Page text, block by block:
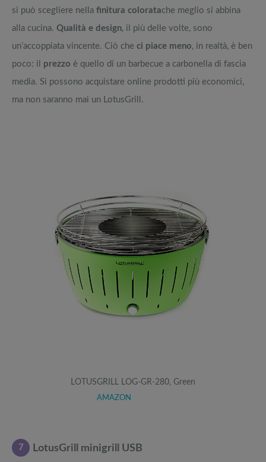
si può scegliere nella finitura coloratache meglio si abbina
alla cucina. Qualità e design, il più delle volte, sono
un’accoppiata vincente. Ciò che ci piace meno, in realtà, è ben
poco: il prezzo è quello di un barbecue a carbonella di fascia
media. Si possono acquistare online prodotti più economici,
ma non saranno mai un LotusGrill.
LOTUSGRILL LOG-GR-280, Green
AMAZON
7 LotusGrill minigrill USB